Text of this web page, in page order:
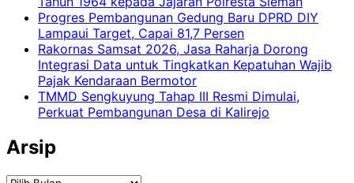
Progres Pembangunan Gedung Baru DPRD DIY
Lampaui Target, Capai 81,7 Persen
Rakornas Samsat 2026, Jasa Raharja Dorong
Integrasi Data untuk Tingkatkan Kepatuhan Wajib
Pajak Kendaraan Bermotor
TMMD Sengkuyung Tahap III Resmi Dimulai,
Perkuat Pembangunan Desa di Kalirejo
Arsip